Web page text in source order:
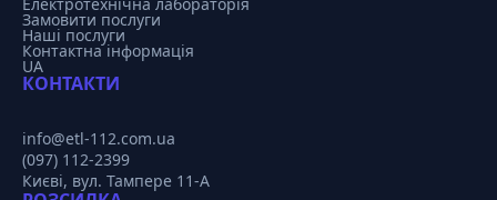
Замовити послуги
Наші послуги
Контактна інформація
UA
КОНТАКТИ
info@etl-112.com.ua
(097) 112-2399
Києві, вул. Тампере 11-А